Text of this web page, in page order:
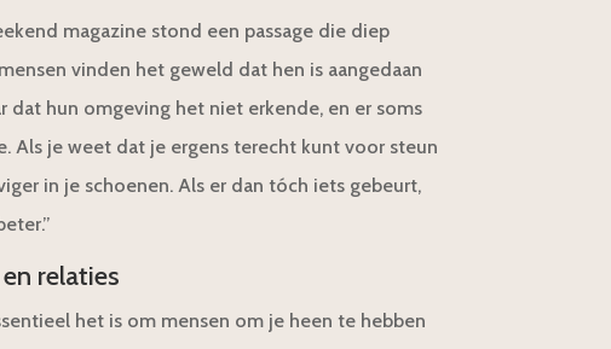
magazine stond een passage die diep
vinden het geweld dat hen is aangedaan
dat hun omgeving het niet erkende, en er soms
Als je weet dat je ergens terecht kunt voor steun
in je schoenen. Als er dan tóch iets gebeurt,
relaties
het is om mensen om je heen te hebben